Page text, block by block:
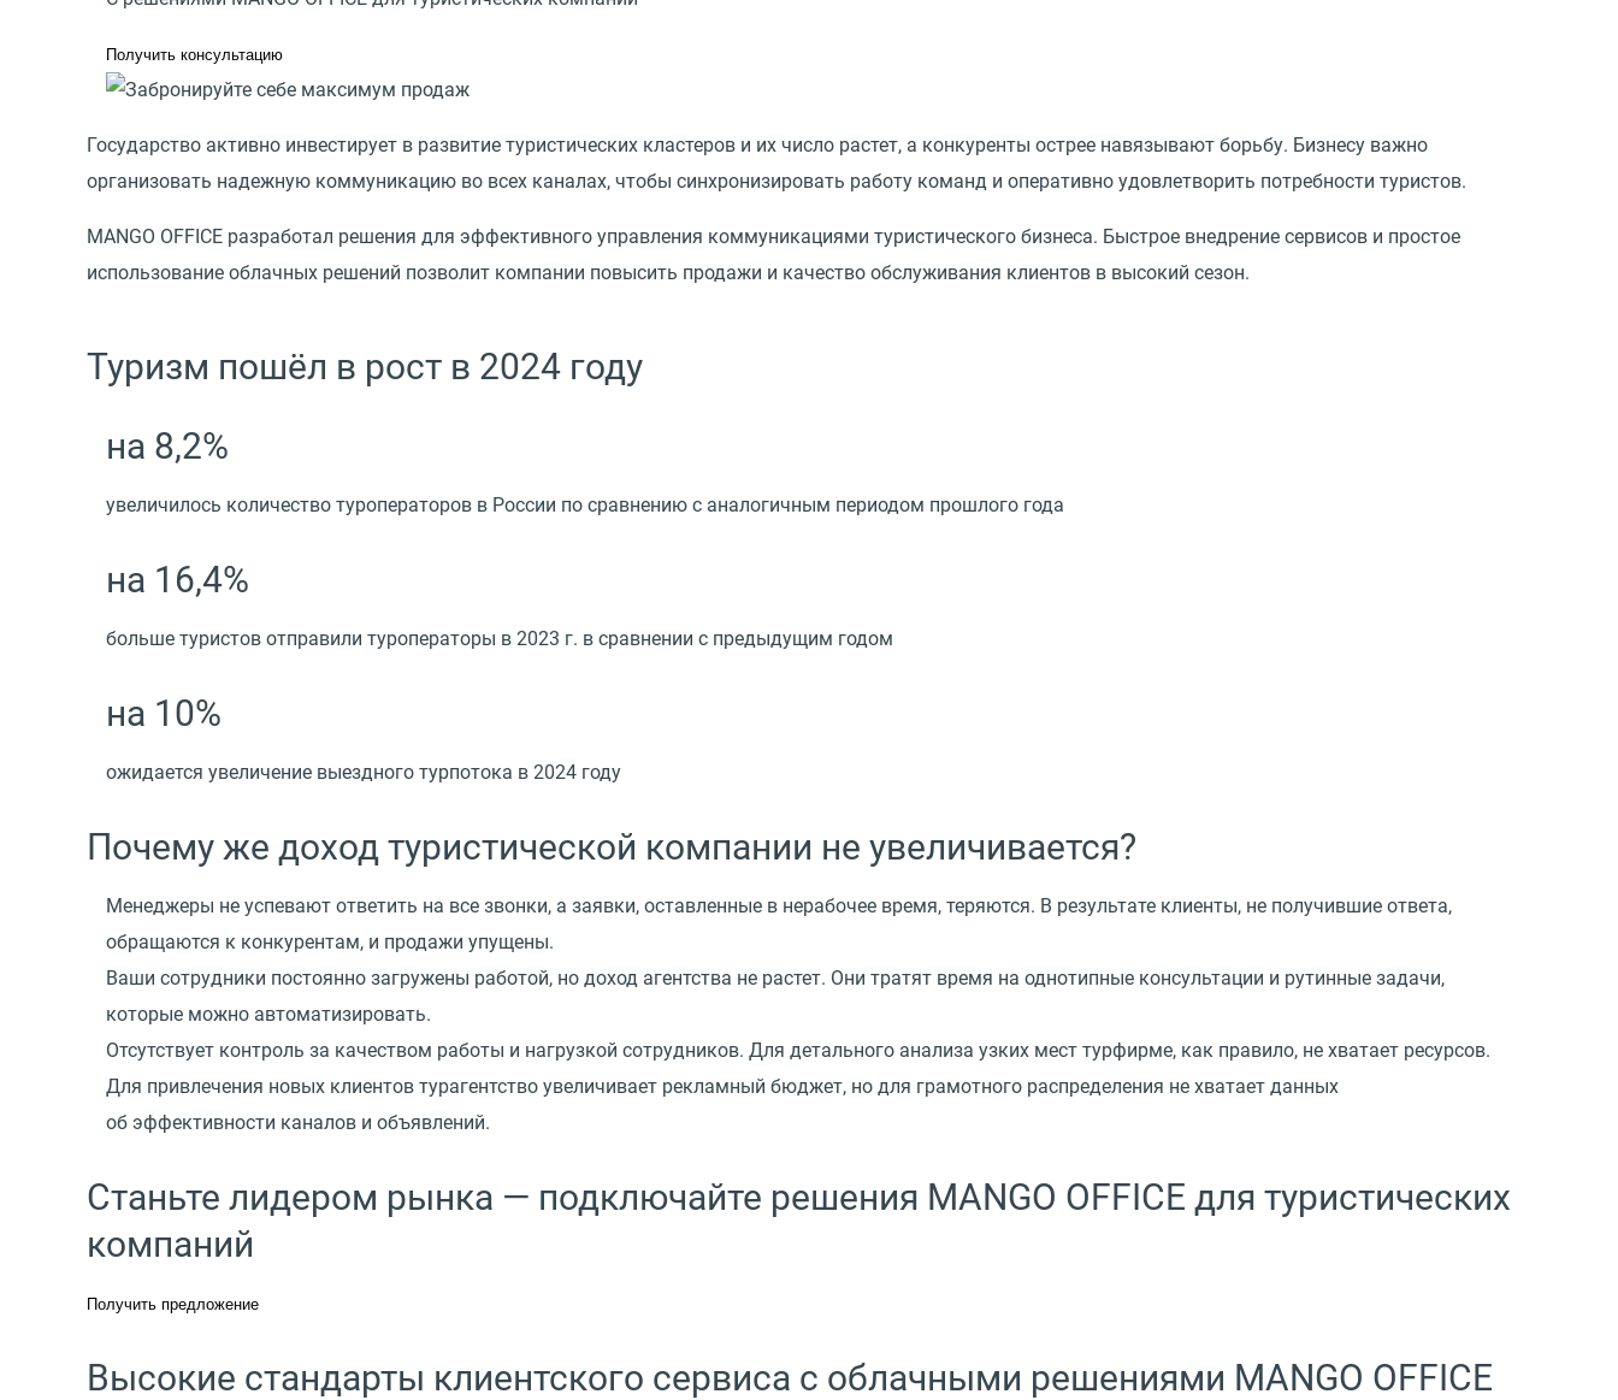
Получить консультацию
Государство активно инвестирует в развитие туристических кластеров и их число растет, а конкуренты острее навязывают борьбу. Бизнесу важно
организовать надежную коммуникацию во всех каналах, чтобы синхронизировать работу команд и оперативно удовлетворить потребности туристов.
MANGO OFFICE разработал решения для эффективного управления коммуникациями туристического бизнеса. Быстрое внедрение сервисов и простое
использование облачных решений позволит компании повысить продажи и качество обслуживания клиентов в высокий сезон.
Туризм пошёл в рост в 2024 году
на 8,2%
увеличилось количество туроператоров в России по сравнению с аналогичным периодом прошлого года
на 16,4%
больше туристов отправили туроператоры в 2023 г. в сравнении с предыдущим годом
на 10%
ожидается увеличение выездного турпотока в 2024 году
Почему же доход туристической компании не увеличивается?
Менеджеры не успевают ответить на все звонки, а заявки, оставленные в нерабочее время, теряются. В результате клиенты, не получившие ответа,
обращаются к конкурентам, и продажи упущены.
Ваши сотрудники постоянно загружены работой, но доход агентства не растет. Они тратят время на однотипные консультации и рутинные задачи,
которые можно автоматизировать.
Отсутствует контроль за качеством работы и нагрузкой сотрудников. Для детального анализа узких мест турфирме, как правило, не хватает ресурсов.
Для привлечения новых клиентов турагентство увеличивает рекламный бюджет, но для грамотного распределения не хватает данных
об эффективности каналов и объявлений.
Станьте лидером рынка — подключайте решения MANGO OFFICE для туристических
компаний
Получить предложение
Высокие стандарты клиентского сервиса с облачными решениями MANGO OFFICE